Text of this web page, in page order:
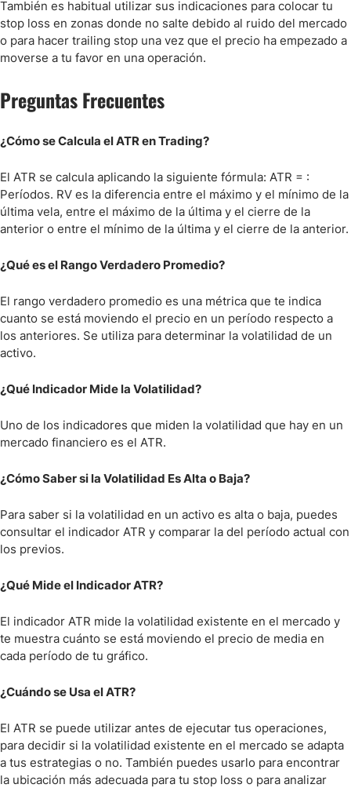
También es habitual utilizar sus indicaciones para colocar tu
stop loss en zonas donde no salte debido al ruido del mercado
o para hacer trailing stop una vez que el precio ha empezado a
moverse a tu favor en una operación.
Preguntas Frecuentes
¿Cómo se Calcula el ATR en Trading?
El ATR se calcula aplicando la siguiente fórmula: ATR = :
Períodos. RV es la diferencia entre el máximo y el mínimo de la
última vela, entre el máximo de la última y el cierre de la
anterior o entre el mínimo de la última y el cierre de la anterior.
¿Qué es el Rango Verdadero Promedio?
El rango verdadero promedio es una métrica que te indica
cuanto se está moviendo el precio en un período respecto a
los anteriores. Se utiliza para determinar la volatilidad de un
activo.
¿Qué Indicador Mide la Volatilidad?
Uno de los indicadores que miden la volatilidad que hay en un
mercado financiero es el ATR.
¿Cómo Saber si la Volatilidad Es Alta o Baja?
Para saber si la volatilidad en un activo es alta o baja, puedes
consultar el indicador ATR y comparar la del período actual con
los previos.
¿Qué Mide el Indicador ATR?
El indicador ATR mide la volatilidad existente en el mercado y
te muestra cuánto se está moviendo el precio de media en
cada período de tu gráfico.
¿Cuándo se Usa el ATR?
El ATR se puede utilizar antes de ejecutar tus operaciones,
para decidir si la volatilidad existente en el mercado se adapta
a tus estrategias o no. También puedes usarlo para encontrar
la ubicación más adecuada para tu stop loss o para analizar